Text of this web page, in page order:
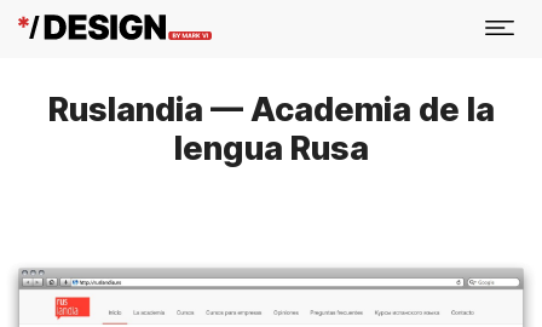
Ruslandia — Academia de la
lengua Rusa